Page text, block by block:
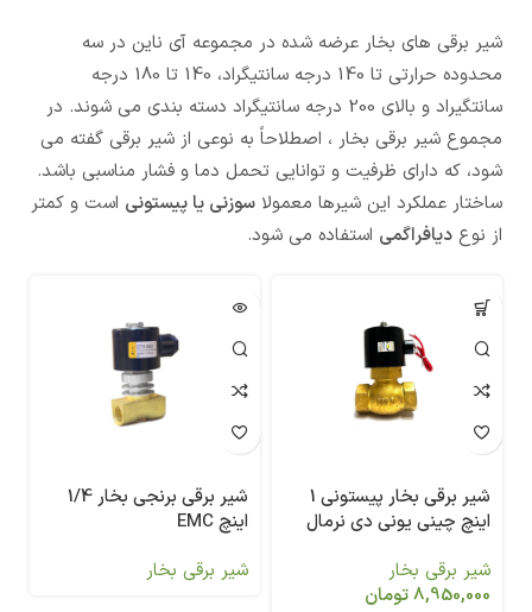
شیر برقی های بخار عرضه شده در مجموعه آی ناین در سه
محدوده حرارتی تا 140 درجه سانتیگراد، 140 تا 180 درجه
سانتگیراد و بالای 200 درجه سانتیگراد دسته بندی می شوند. در
مجموع شیر برقی بخار ، اصطلاحاً به نوعی از شیر برقی گفته می
شود، که دارای ظرفیت و توانایی تحمل دما و فشار مناسبی باشد.
ساختار عملکرد این شیرها معمولا سوزنی یا پیستونی است و کمتر
از نوع دیافراگمی استفاده می شود.
شیر برقی بخار پیستونی 1
اینچ چینی یونی دی نرمال
شیر برقی بخار
8,950,000تومان
شیر برقی برنجی بخار 1/4
اینچ EMC
شیر برقی بخار